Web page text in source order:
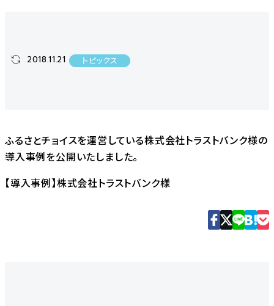
2018.11.21 トピックス
ふるさとチョイスを運営している株式会社トラストバンク様の
導入事例を公開いたしました。
【導入事例】株式会社トラストバンク様